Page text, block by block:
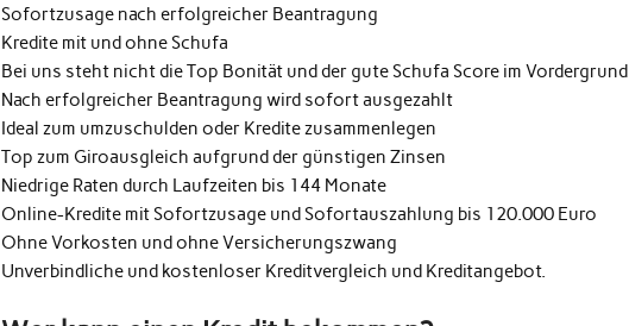
Sofortzusage nach erfolgreicher Beantragung
Kredite mit und ohne Schufa
Bei uns steht nicht die Top Bonität und der gute Schufa Score im Vordergrund
Nach erfolgreicher Beantragung wird sofort ausgezahlt
Ideal zum umzuschulden oder Kredite zusammenlegen
Top zum Giroausgleich aufgrund der günstigen Zinsen
Niedrige Raten durch Laufzeiten bis 144 Monate
Online-Kredite mit Sofortzusage und Sofortauszahlung bis 120.000 Euro
Ohne Vorkosten und ohne Versicherungszwang
Unverbindliche und kostenloser Kreditvergleich und Kreditangebot.